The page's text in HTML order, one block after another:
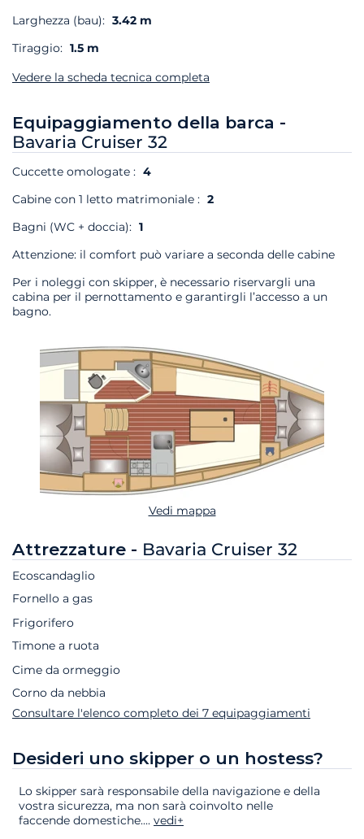
Larghezza (bau): 3.42 m
Tiraggio: 1.5 m
Vedere la scheda tecnica completa
Equipaggiamento della barca -
Bavaria Cruiser 32
Cuccette omologate : 4
Cabine con 1 letto matrimoniale : 2
Bagni (WC + doccia): 1
Attenzione: il comfort può variare a seconda delle cabine
Per i noleggi con skipper, è necessario riservargli una
cabina per il pernottamento e garantirgli l’accesso a un
bagno.
Vedi mappa
Attrezzature - Bavaria Cruiser 32
Ecoscandaglio
Fornello a gas
Frigorifero
Timone a ruota
Cime da ormeggio
Corno da nebbia
Consultare l'elenco completo dei 7 equipaggiamenti
Desideri uno skipper o un hostess?
Lo skipper sarà responsabile della navigazione e della
vostra sicurezza, ma non sarà coinvolto nelle
faccende domestiche.... vedi+